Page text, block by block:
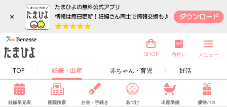
×
TOP 妊娠・出産 赤ちゃん・育児 妊活
SHOP 内祝い メニュー
妊娠早見表 産院検索 お金・手続き 名づけ 出産準備 優待パス